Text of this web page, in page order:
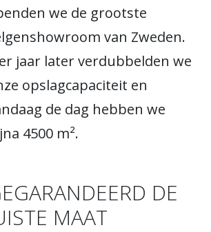
we de grootste
van Zweden.
jaar later verdubbelden we
opslagcapaciteit en
de dag hebben we
4500 m².
DE
MAAT